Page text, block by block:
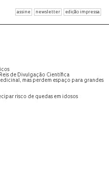
assine newsletter edição impressa
Reis de Divulgação Científica
mas perdem espaço para grandes
risco de quedas em idosos